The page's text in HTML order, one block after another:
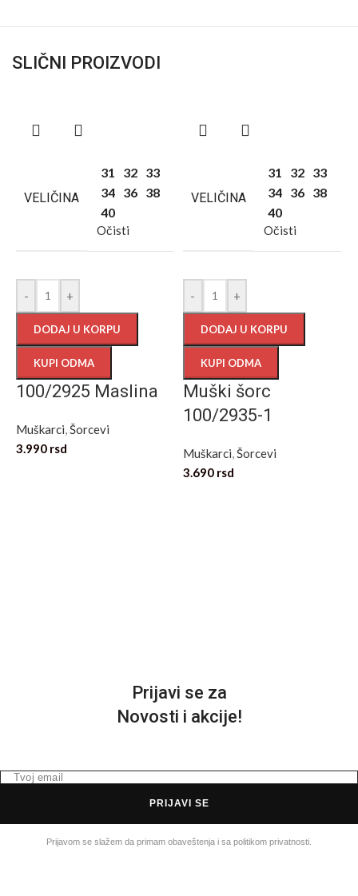
SLIČNI PROIZVODI
VELIČINA
31 32 33
34 36 38
40
Očisti
- +
DODAJ U KORPU
KUPI ODMA
100/2925 Maslina
Muškarci,Šorcevi
3.990 rsd
VELIČINA
31 32 33
34 36 38
40
Očisti
- +
DODAJ U KORPU
KUPI ODMA
Muški šorc
100/2935-1
Muškarci,Šorcevi
3.690 rsd
Prijavi se za
Novosti i akcije!
PRIJAVI SE
Prijavom se slažem da primam obaveštenja i sa politikom privatnosti.